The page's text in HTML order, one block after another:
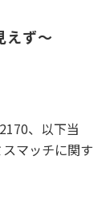
えず〜
、以下当
マッチに関す